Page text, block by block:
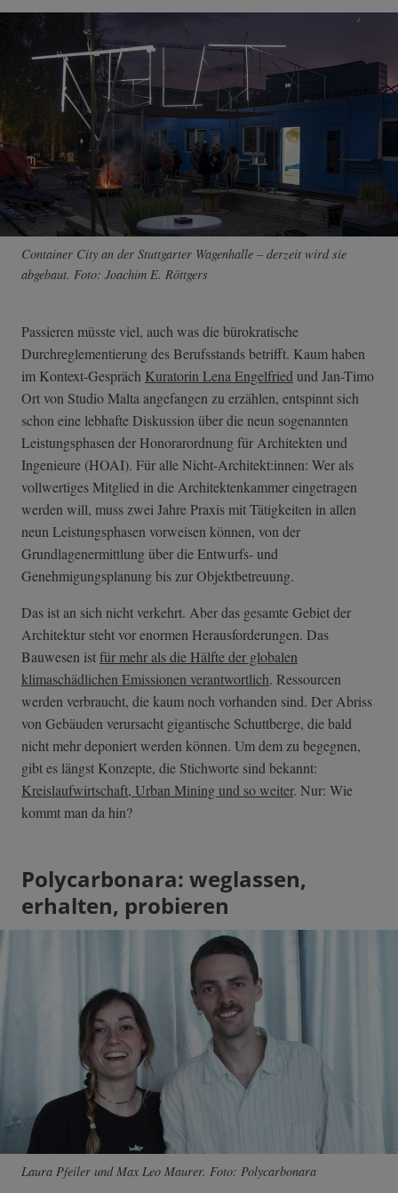
Container City an der Stuttgarter Wagenhalle – derzeit wird sie
abgebaut. Foto: Joachim E. Röttgers
Passieren müsste viel, auch was die bürokratische
Durchreglementierung des Berufsstands betrifft. Kaum haben
im Kontext-Gespräch Kuratorin Lena Engelfried und Jan-Timo
Ort von Studio Malta angefangen zu erzählen, entspinnt sich
schon eine lebhafte Diskussion über die neun sogenannten
Leistungsphasen der Honorarordnung für Architekten und
Ingenieure (HOAI). Für alle Nicht-Architekt:innen: Wer als
vollwertiges Mitglied in die Architektenkammer eingetragen
werden will, muss zwei Jahre Praxis mit Tätigkeiten in allen
neun Leistungsphasen vorweisen können, von der
Grundlagenermittlung über die Entwurfs- und
Genehmigungsplanung bis zur Objektbetreuung.
Das ist an sich nicht verkehrt. Aber das gesamte Gebiet der
Architektur steht vor enormen Herausforderungen. Das
Bauwesen istfür mehr als die Hälfte der globalen
klimaschädlichen Emissionen verantwortlich. Ressourcen
werden verbraucht, die kaum noch vorhanden sind. Der Abriss
von Gebäuden verursacht gigantische Schuttberge, die bald
nicht mehr deponiert werden können. Um dem zu begegnen,
gibt es längst Konzepte, die Stichworte sind bekannt:
Kreislaufwirtschaft, Urban Mining und so weiter. Nur: Wie
kommt man da hin?
Polycarbonara: weglassen,
erhalten, probieren
Laura Pfeiler und Max Leo Maurer. Foto: Polycarbonara